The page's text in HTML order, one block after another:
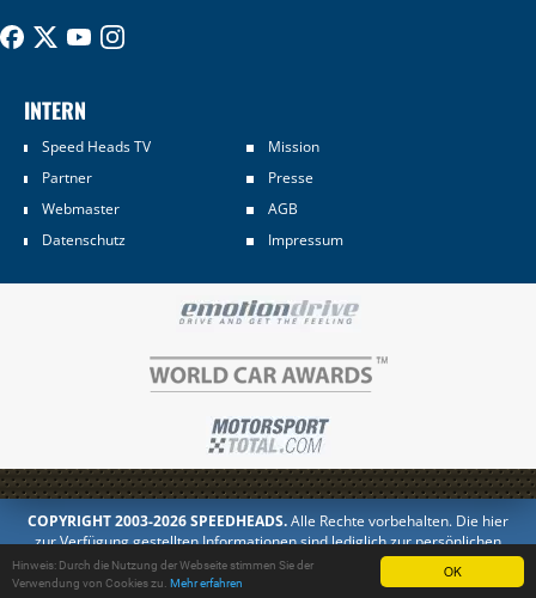
OK
Hinweis: Durch die Nutzung der Webseite stimmen Sie der
Verwendung von Cookies zu. Mehr erfahren
INTERN
Speed Heads TV
Mission
Partner
Presse
Webmaster
AGB
Datenschutz
Impressum
COPYRIGHT 2003-2026 SPEEDHEADS.Alle Rechte vorbehalten. Die hier
zur Verfügung gestellten Informationen sind lediglich zur persönlichen
Information bestimmt. Jedes Kopieren oder Veröffentlichen in anderer
Form ist untersagt.